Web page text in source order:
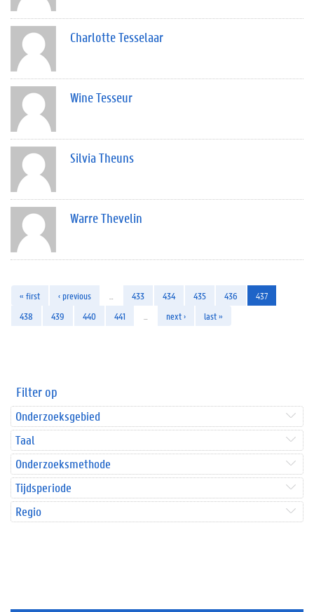
Charlotte Tesselaar
Wine Tesseur
Silvia Theuns
Warre Thevelin
« first ‹ previous 433 434 435 436
437
438
439 440 441 next › last »
Filter op
Onderzoeksgebied
Taal
Onderzoeksmethode
Tijdsperiode
Regio